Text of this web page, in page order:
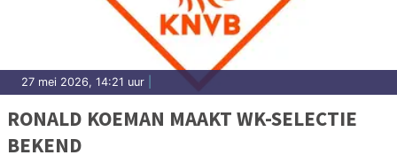
27 mei 2026, 14:21 uur
RONALD KOEMAN MAAKT WK-SELECTIE
BEKEND